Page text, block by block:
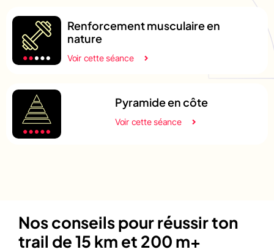
Renforcement musculaire en
nature
Voir cette séance
Pyramide en côte
Voir cette séance
Nos conseils pour réussir ton
trail de 15 km et 200 m+